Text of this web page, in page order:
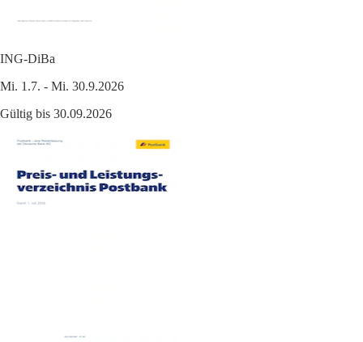
ING-DiBa
Mi. 1.7. - Mi. 30.9.2026
Gültig bis 30.09.2026